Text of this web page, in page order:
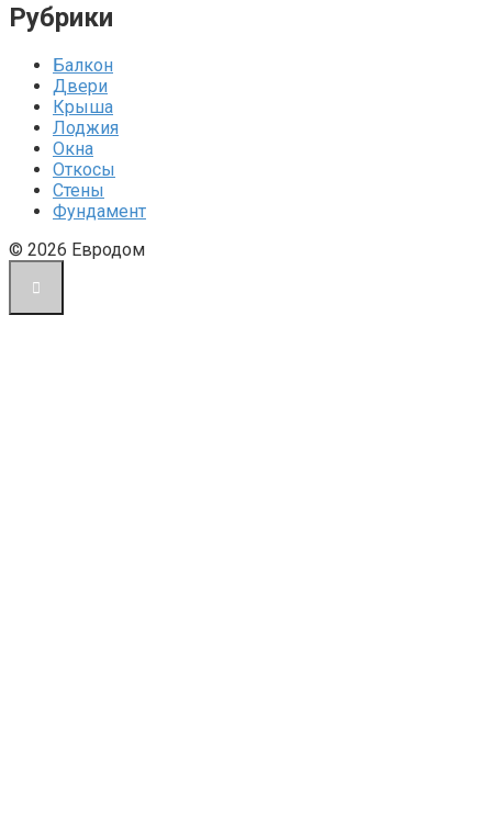
Рубрики
Балкон
Двери
Крыша
Лоджия
Окна
Откосы
Стены
Фундамент
© 2026 Евродом